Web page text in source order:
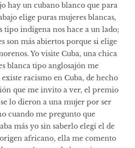
hay un cubano blanco que para
elige puras mujeres blancas,
tipo indígena nos hace a un lado;
son más abiertos porque si elige
Yo visite Cuba, una chica
blanca tipo anglosajón me
racismo en Cuba, de hecho
que me invito a ver, el premio
lo dieron a una mujer por ser
cuando me pregunto que
más yo sin saberlo elegí el de
africano, ella me comento